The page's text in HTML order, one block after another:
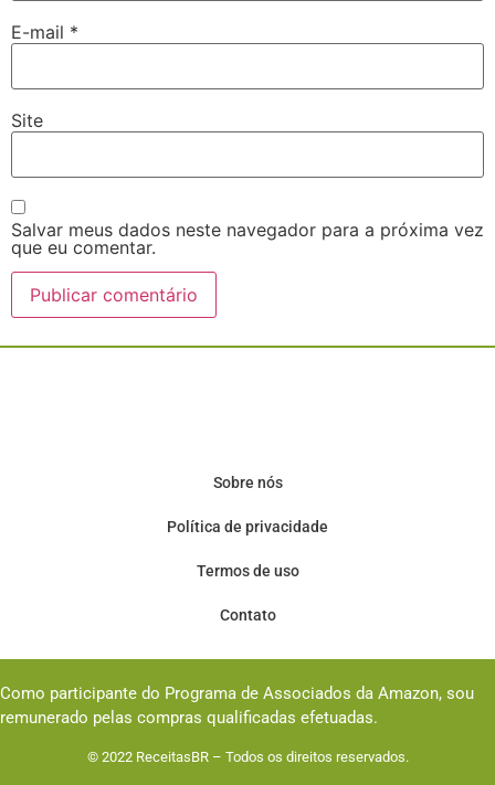
E-mail *
Site
Salvar meus dados neste navegador para a próxima vez
que eu comentar.
Sobre nós
Política de privacidade
Termos de uso
Contato
Como participante do Programa de Associados da Amazon, sou
remunerado pelas compras qualificadas efetuadas.
© 2022 ReceitasBR– Todos os direitos reservados.